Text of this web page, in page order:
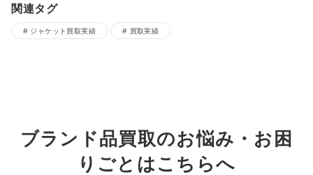
関連タグ
ジャケット買取実績 買取実績
ブランド品買取のお悩み・お困
りごとはこちらへ